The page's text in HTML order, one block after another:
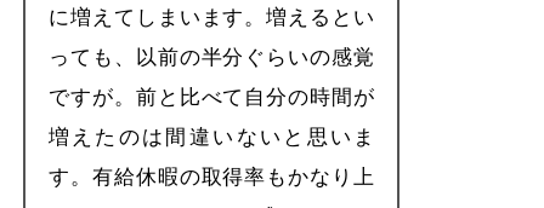
に増えてしまいます。増えるとい
っても、以前の半分ぐらいの感覚
ですが。前と比べて自分の時間が
増えたのは間違いないと思いま
す。有給休暇の取得率もかなり上